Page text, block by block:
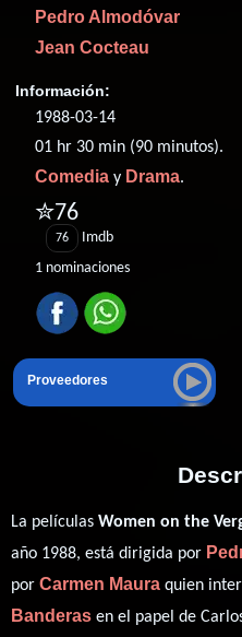
Pedro Almodóvar
Jean Cocteau
Información:
1988-03-14
01 hr 30 min (90 minutos).
Comedia y Drama.
✮76
76
Imdb
1 nominaciones
Proveedores
La películas Women on the
año 1988, está dirigida por
por Carmen Maura quien
Banderas en el papel de